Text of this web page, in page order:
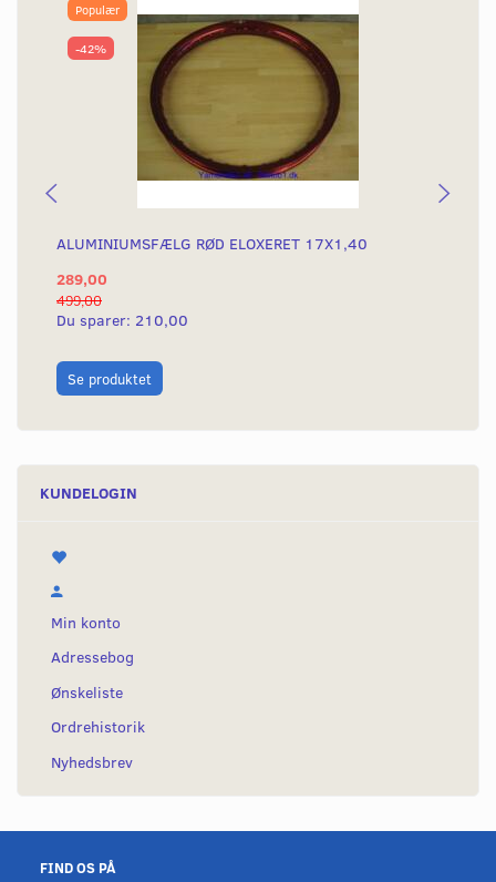
Populær
-42%
ALUMINIUMSFÆLG RØD ELOXERET 17X1,40
289,00
499,00
Du sparer: 210,00
Se produktet
KUNDELOGIN
Min konto
Adressebog
Ønskeliste
Ordrehistorik
Nyhedsbrev
FIND OS PÅ